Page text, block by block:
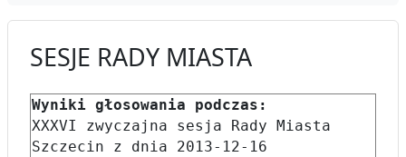
SESJE RADY MIASTA
Wyniki głosowania podczas:
XXXVI zwyczajna sesja Rady Miasta
Szczecin z dnia 2013-12-16